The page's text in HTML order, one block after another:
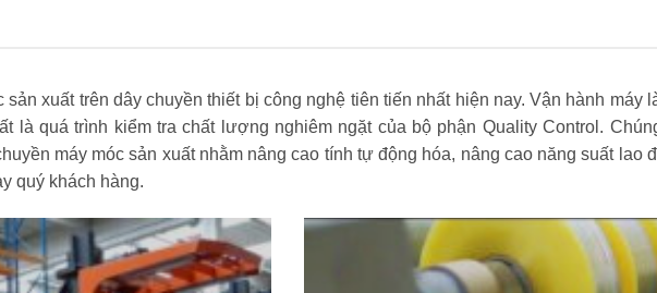
xuất trên dây chuyền thiết bị công nghệ tiên tiến nhất hiện nay. Vận hành máy
là quá trình kiểm tra chất lượng nghiêm ngặt của bộ phận Quality Control.
máy móc sản xuất nhằm nâng cao tính tự động hóa, nâng cao năng suất lao
quý khách hàng.